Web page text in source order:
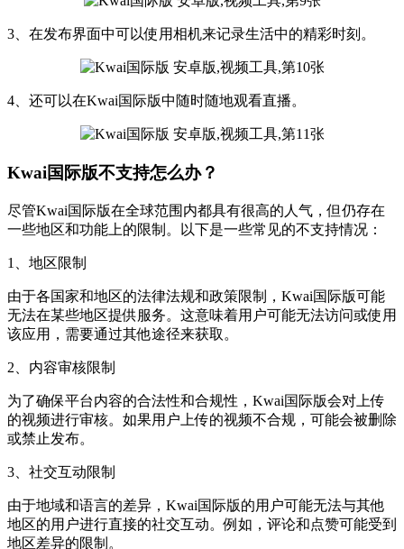
3、在发布界面中可以使用相机来记录生活中的精彩时刻。
4、还可以在Kwai国际版中随时随地观看直播。
Kwai国际版不支持怎么办？
尽管Kwai国际版在全球范围内都具有很高的人气，但仍存在
一些地区和功能上的限制。以下是一些常见的不支持情况：
1、地区限制
由于各国家和地区的法律法规和政策限制，Kwai国际版可能
无法在某些地区提供服务。这意味着用户可能无法访问或使用
该应用，需要通过其他途径来获取。
2、内容审核限制
为了确保平台内容的合法性和合规性，Kwai国际版会对上传
的视频进行审核。如果用户上传的视频不合规，可能会被删除
或禁止发布。
3、社交互动限制
由于地域和语言的差异，Kwai国际版的用户可能无法与其他
地区的用户进行直接的社交互动。例如，评论和点赞可能受到
地区差异的限制。